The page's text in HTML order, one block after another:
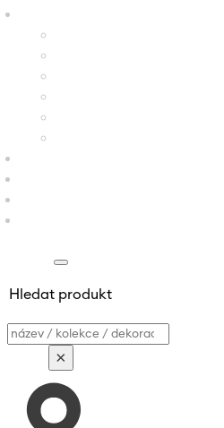
Hledat produkt
Vyhledávání
×